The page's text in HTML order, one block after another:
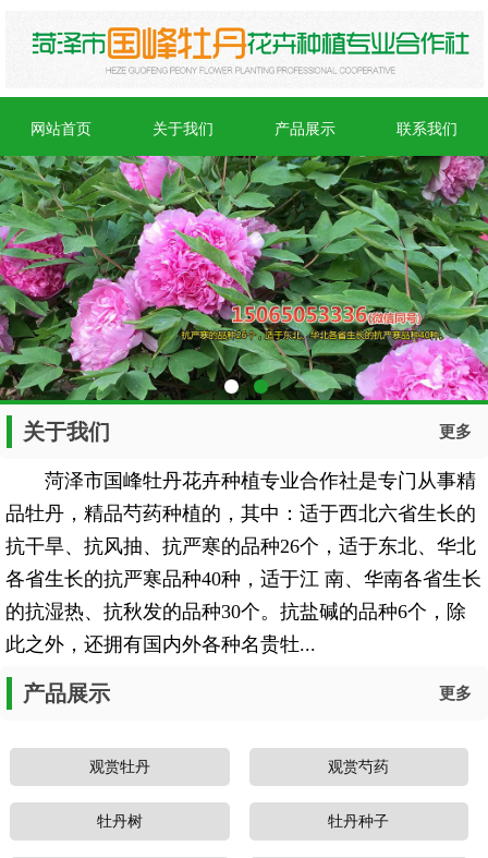
网站首页 关于我们 产品展示 联系我们
关于我们 更多
菏泽市国峰牡丹花卉种植专业合作社是专门从事精
品牡丹，精品芍药种植的，其中：适于西北六省生长的
抗干旱、抗风抽、抗严寒的品种26个，适于东北、华北
各省生长的抗严寒品种40种，适于江 南、华南各省生长
的抗湿热、抗秋发的品种30个。抗盐碱的品种6个，除
此之外，还拥有国内外各种名贵牡...
产品展示 更多
观赏牡丹 观赏芍药
牡丹树 牡丹种子